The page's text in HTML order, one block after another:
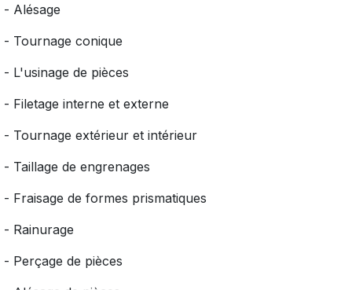
- Alésage
- Tournage conique
- L'usinage de pièces
- Filetage interne et externe
- Tournage extérieur et intérieur
- Taillage de engrenages
- Fraisage de formes prismatiques
- Rainurage
- Perçage de pièces